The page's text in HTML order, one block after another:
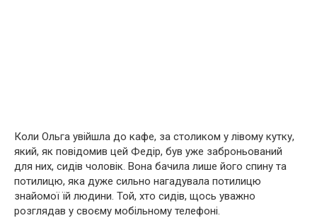
Коли Ольга увійшла до кафе, за столиком у лівому кутку,
який, як повідомив цей Федір, був уже заброньований
для них, сидів чоловік. Вона бачила лише його спину та
потилицю, яка дуже сильно нагадувала потилицю
знайомої їй людини. Той, хто сидів, щось уважно
розглядав у своєму мобільному телефоні.